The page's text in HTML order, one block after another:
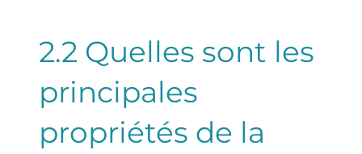
2.2 Quelles sont les
principales
propriétés de la